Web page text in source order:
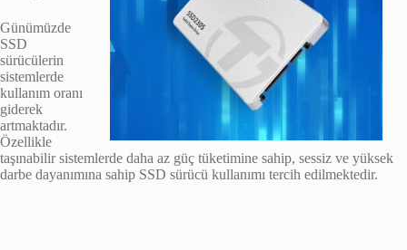
Günümüzde
SSD
sürücülerin
sistemlerde
kullanım oranı
giderek
artmaktadır.
Özellikle
taşınabilir sistemlerde daha az güç tüketimine sahip, sessiz ve yüksek
darbe dayanımına sahip SSD sürücü kullanımı tercih edilmektedir.